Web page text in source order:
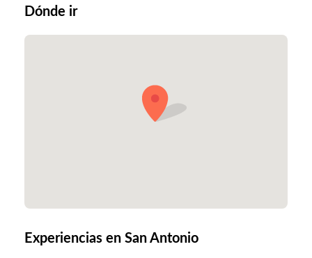
Dónde ir
Experiencias en San Antonio